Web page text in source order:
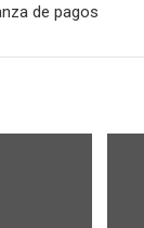
de pagos